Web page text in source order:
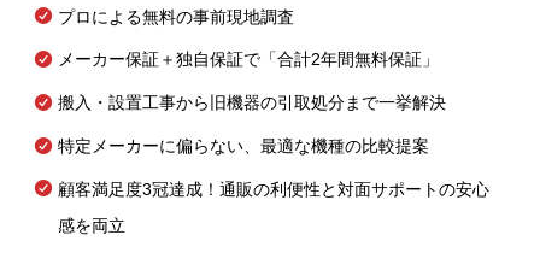
プロによる無料の事前現地調査
メーカー保証＋独自保証で「合計2年間無料保証」
搬入・設置工事から旧機器の引取処分まで一挙解決
特定メーカーに偏らない、最適な機種の比較提案
顧客満足度3冠達成！通販の利便性と対面サポートの安心
感を両立